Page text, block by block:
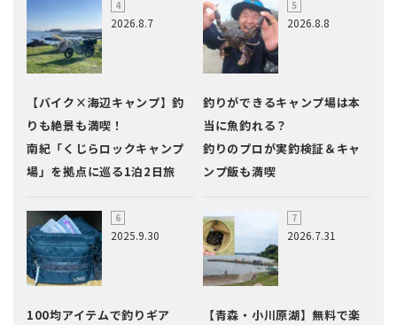
2026.8.7
【バイク×海辺キャンプ】釣
りも絶景も満喫！
南紀「くじらロックキャンプ
場」を拠点に巡る1泊2日旅
2026.8.8
釣りができるキャンプ場は本
当に魚釣れる？
釣りのプロが実釣検証＆キャ
ンプ飯も満喫
2025.9.30
100均アイテムで釣りギア
2026.7.31
【青森・小川原湖】無料で楽